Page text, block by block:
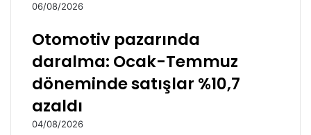
06/08/2026
Otomotiv pazarında
daralma: Ocak-Temmuz
döneminde satışlar %10,7
azaldı
04/08/2026